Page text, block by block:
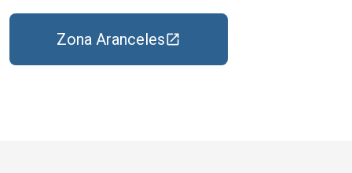
Zona Aranceleslaunch